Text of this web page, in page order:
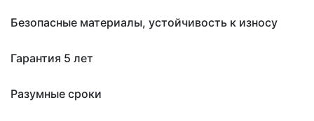
Безопасные материалы, устойчивость к износу
Гарантия 5 лет
Разумные сроки